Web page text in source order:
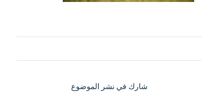
شارك في نشر الموضوع